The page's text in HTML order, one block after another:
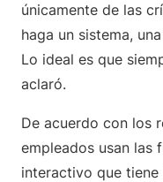
únicamente de las
haga un sistema,
Lo ideal es que
aclaró.
De acuerdo con los
empleados usan las
interactivo que